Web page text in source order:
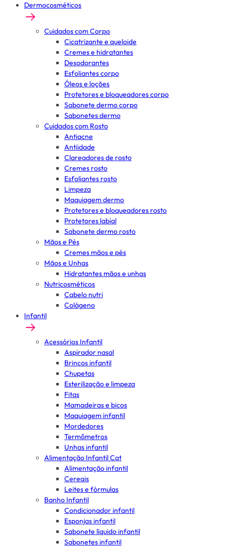
Dermocosméticos
Cuidados com Corpo
Cicatrizante e queloide
Cremes e hidratantes
Desodorantes
Esfoliantes corpo
Óleos e loções
Protetores e bloqueadores corpo
Sabonete dermo corpo
Sabonetes dermo
Cuidados com Rosto
Antiacne
Antiidade
Clareadores de rosto
Cremes rosto
Esfoliantes rosto
Limpeza
Maquiagem dermo
Protetores e bloqueadores rosto
Protetores labial
Sabonete dermo rosto
Mãos e Pés
Cremes mãos e pés
Mãos e Unhas
Hidratantes mãos e unhas
Nutricosméticos
Cabelo nutri
Colágeno
Infantil
Acessórios Infantil
Aspirador nasal
Brincos infantil
Chupetas
Esterilização e limpeza
Fitas
Mamadeiras e bicos
Maquiagem infantil
Mordedores
Termômetros
Unhas infantil
Alimentação Infantil Cat
Alimentação infantil
Cereais
Leites e fórmulas
Banho Infantil
Condicionador infantil
Esponjas infantil
Sabonete líquido infantil
Sabonetes infantil